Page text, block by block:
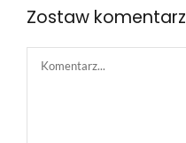
Zostaw komentarz
Comment